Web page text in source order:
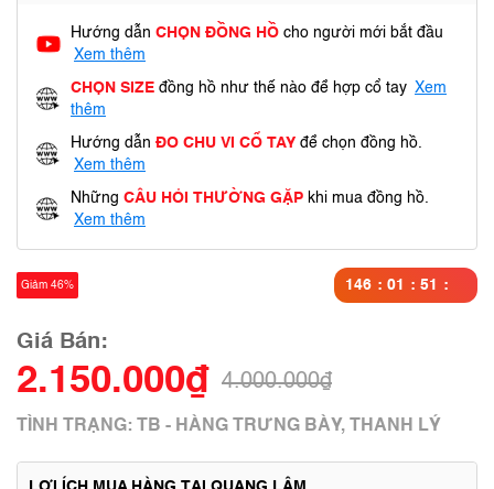
Hướng dẫn CHỌN ĐỒNG HỒ cho người mới bắt đầu
Xem thêm
CHỌN SIZE đồng hồ như thế nào để hợp cổ tay Xem
thêm
Hướng dẫn ĐO CHU VI CỔ TAY để chọn đồng hồ.
Xem thêm
Những CÂU HỎI THƯỜNG GẶP khi mua đồng hồ.
Xem thêm
Giảm 46% 146 01 51
Giá Bán:
2.150.000₫ 4.000.000₫
TÌNH TRẠNG: TB - HÀNG TRƯNG BÀY, THANH LÝ